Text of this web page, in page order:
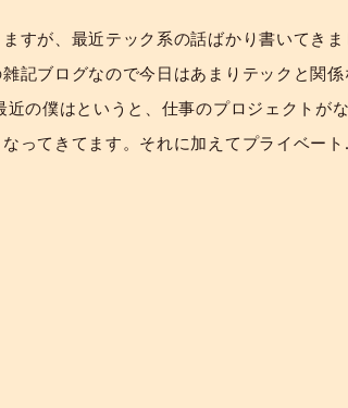
すが、最近テック系の話ばかり書いてき
記ブログなので今日はあまりテックと関係
近の僕はというと、仕事のプロジェクトが
ってきてます。それに加えてプライベート